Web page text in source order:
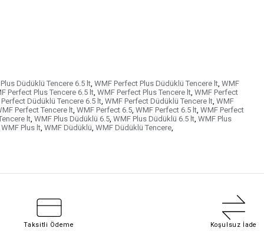
Düdüklü Tencere 6.5 lt, WMF Perfect Plus Düdüklü Tencere lt, WMF
Perfect Plus Tencere 6.5 lt, WMF Perfect Plus Tencere lt, WMF Perfect
Düdüklü Tencere 6.5 lt, WMF Perfect Düdüklü Tencere lt, WMF
Perfect Tencere lt WMF Perfect 6.5 WMF Perfect 6.5 lt WMF Perfect
lt, WMF Plus Düdüklü 6.5, WMF Plus Düdüklü 6.5 lt, WMF Plus
WMF Plus lt WMF Düdüklü WMF Düdüklü Tencere
Taksitli Ödeme Koşulsuz İade